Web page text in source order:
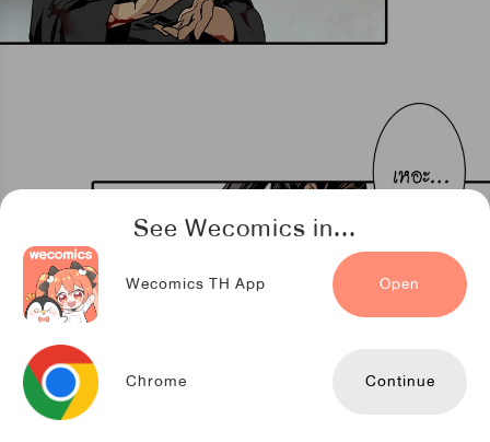
See Wecomics in...
Wecomics TH App Open
Chrome Continue